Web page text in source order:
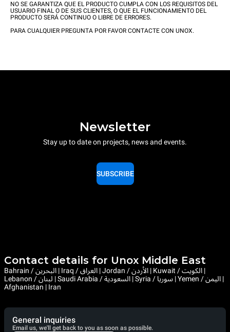
NO SE GARANTIZA QUE EL PRODUCTO CUMPLA CON LOS REQUISITOS DEL
USUARIO FINAL O DE SUS CLIENTES, O QUE EL FUNCIONAMIENTO DEL
PRODUCTO SERÁ CONTINUO O LIBRE DE ERRORES.
PARA CUALQUIER PREGUNTA POR FAVOR CONTACTE CON UNOX.
Newsletter
Stay up to date on projects, news and events.
SUBSCRIBE
Contact details for Unox Middle East
Bahrain / البحرين | Iraq / العراق | Jordan / الأردن | Kuwait / الكويت |
Lebanon / لبنان | Saudi Arabia / السعودية | Syria / سوريا | Yemen / اليمن |
Afghanistan | Iran
General inquiries
Email us, we'll get back to you as soon as possible.